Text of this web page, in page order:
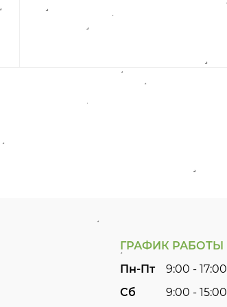
ГРАФИК РАБОТЫ
Пн-Пт
9:00 - 17:00
Сб
9:00 - 15:00